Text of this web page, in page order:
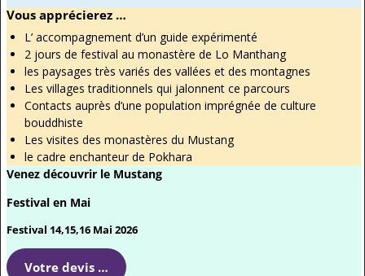
Vous apprécierez …
L’ accompagnement d’un guide expérimenté
2 jours de festival au monastère de Lo Manthang
les paysages très variés des vallées et des montagnes
Les villages traditionnels qui jalonnent ce parcours
Contacts auprès d’une population imprégnée de culture
bouddhiste
Les visites des monastères du Mustang
le cadre enchanteur de Pokhara
Venez découvrir le Mustang
Festival en Mai
Festival 14,15,16 Mai 2026
Votre devis …